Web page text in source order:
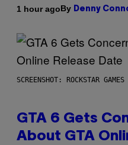
1 hour agoBy Denny
SCREENSHOT: ROCKSTAR GAMES
GTA 6 Gets
About GTA